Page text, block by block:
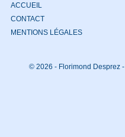
ACCUEIL
CONTACT
MENTIONS LÉGALES
© 2026 - Florimond Desprez -